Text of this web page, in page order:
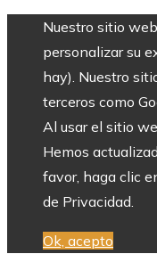
Nuestro sitio
personalizar su
hay). Nuestro
terceros como
Al usar el sitio
Hemos
favor, haga clic
de Privacidad.
Ok, acepto